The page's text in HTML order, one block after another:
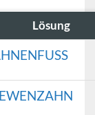
Lösung